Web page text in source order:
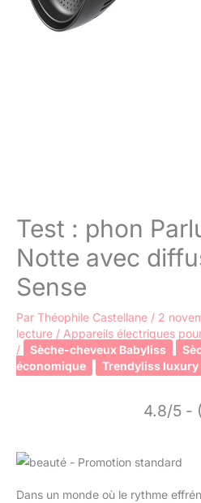
Test : phon
Notte avec
Sense
Par Théophile Castellane / 2
lecture / Appareils électriques
/
Sèche-cheveux Babyliss
économique
Trendyliss luxury
4.8/5 -
Dans un monde où le rythme